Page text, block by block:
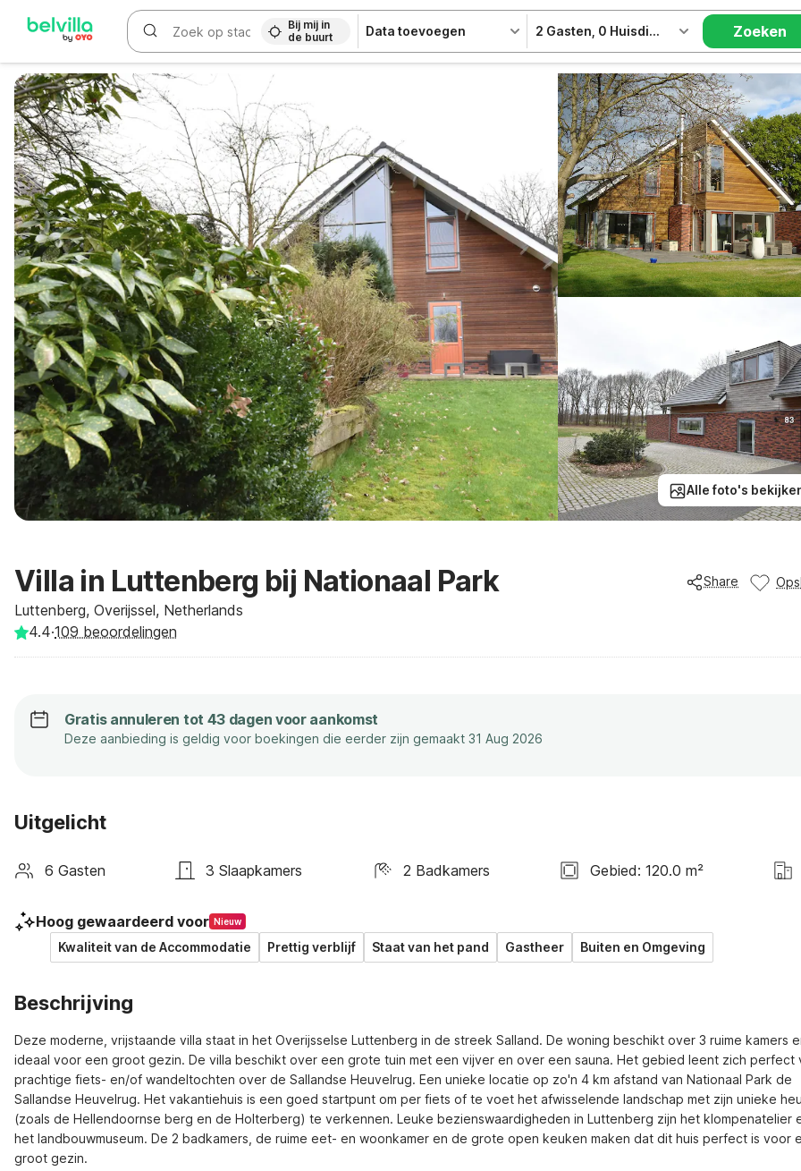
WIZARD MEMBER
Bij mij in
de buurt
Data toevoegen 2 Gasten 0 Huisdieren Zoeken
Alle foto's
Villa in Luttenberg bij Nationaal Park
Luttenberg, Overijssel, Netherlands
Share
4.4·109 beoordelingen
Gratis annuleren tot 43 dagen voor aankomst
Deze aanbieding is geldig voor boekingen die eerder zijn gemaakt 31 Aug 2026
Uitgelicht
6 Gasten 3 Slaapkamers 2 Badkamers Gebied: 120.0 m²
Hoog gewaardeerd voor Nieuw
Kwaliteit van de Accommodatie Prettig verblijf Staat van het pand Gastheer Buiten en Omgeving
Beschrijving
Deze moderne, vrijstaande villa staat in het Overijsselse Luttenberg in de streek Salland. De woning beschikt over 3 ruime kamers
ideaal voor een groot gezin. De villa beschikt over een grote tuin met een vijver en over een sauna. Het gebied leent zich perfect
prachtige fiets- en/of wandeltochten over de Sallandse Heuvelrug. Een unieke locatie op zo'n 4 km afstand van Nationaal Park de
Sallandse Heuvelrug. Het vakantiehuis is een goed startpunt om per fiets of te voet het afwisselende landschap met zijn unieke
(zoals de Hellendoornse berg en de Holterberg) te verkennen. Leuke bezienswaardigheden in Luttenberg zijn het klompenatelier
het landbouwmuseum. De 2 badkamers, de ruime eet- en woonkamer en de grote open keuken maken dat dit huis perfect is voor
groot gezin.